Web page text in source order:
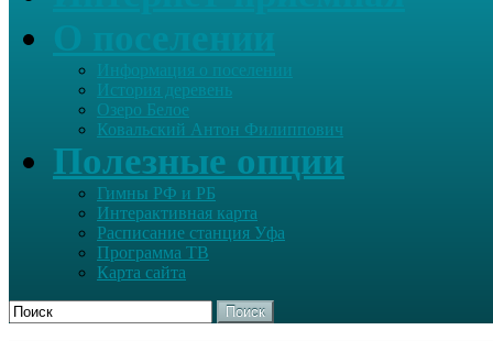
Информация о поселении
История деревень
Озеро Белое
Ковальский Антон Филиппович
Полезные опции
Гимны РФ и РБ
Интерактивная карта
Расписание станция Уфа
Программа ТВ
Карта сайта
Поиск